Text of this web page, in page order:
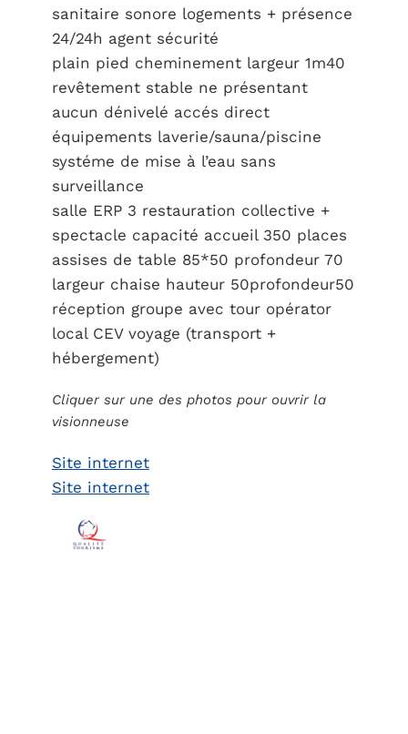
sanitaire sonore logements + présence
24/24h agent sécurité
plain pied cheminement largeur 1m40
revêtement stable ne présentant
aucun dénivelé accés direct
équipements laverie/sauna/piscine
systéme de mise à l’eau sans
surveillance
salle ERP 3 restauration collective +
spectacle capacité accueil 350 places
assises de table 85*50 profondeur 70
largeur chaise hauteur 50profondeur50
réception groupe avec tour opérator
local CEV voyage (transport +
hébergement)
Cliquer sur une des photos pour ouvrir la
visionneuse
Site internet
Site internet